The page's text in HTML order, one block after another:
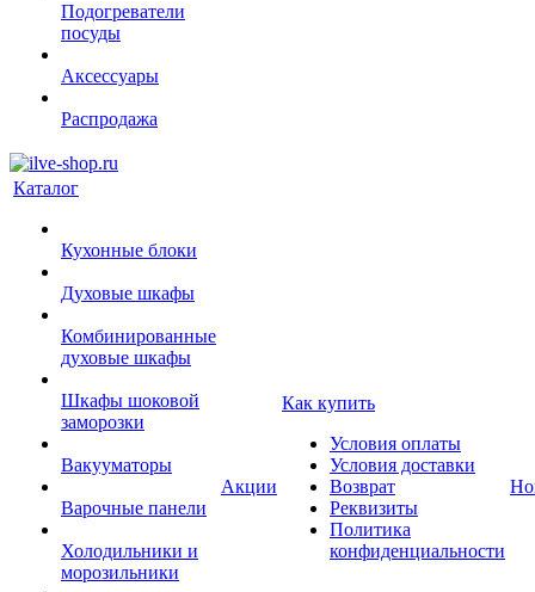
Подогреватели
посуды
Аксессуары
Распродажа
Каталог
Кухонные блоки
Духовые шкафы
Комбинированные
духовые шкафы
Шкафы шоковой
заморозки
Вакууматоры
Варочные панели
Холодильники и
морозильники
Акции
Как купить
Условия оплаты
Условия доставки
Возврат
Реквизиты
Политика
конфиденциальности